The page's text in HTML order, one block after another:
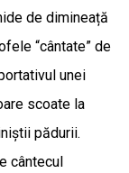
de dimineață
“cântate” de
unei
scoate la
pădurii.
cântecul